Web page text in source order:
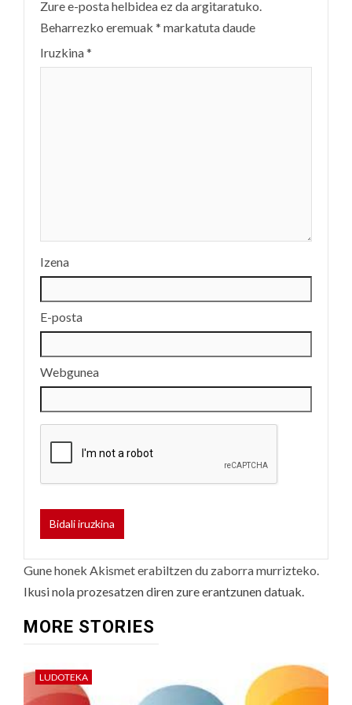
Zure e-posta helbidea ez da argitaratuko.
Beharrezko eremuak * markatuta daude
Iruzkina*
Izena
E-posta
Webgunea
Gune honek Akismet erabiltzen du zaborra murrizteko.
Ikusi nola prozesatzen diren zure erantzunen datuak.
MORE STORIES
LUDOTEKA